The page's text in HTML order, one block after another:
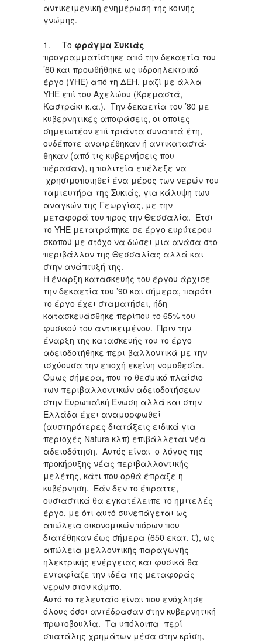
αντικειμενική ενημέρωση της κοινής
γνώμης.
1. Το φράγμα Συκιάς
προγραμματίστηκε από την δεκαετία του
’60 και προωθήθηκε ως υδροηλεκτρικό
έργο (ΥΗΕ) από τη ΔΕΗ, μαζί με άλλα
ΥΗΕ επί του Αχελώου (Κρεμαστά,
Καστράκι κ.α.). Την δεκαετία του ’80 με
κυβερνητικές αποφάσεις, οι οποίες
σημειωτέον επί τριάντα συναπτά έτη,
ουδέποτε αναιρέθηκαν ή αντικαταστά-
θηκαν (από τις κυβερνήσεις που
πέρασαν), η πολιτεία επέλεξε να
χρησιμοποιηθεί ένα μέρος των νερών του
ταμιευτήρα της Συκιάς, για κάλυψη των
αναγκών της Γεωργίας, με την
μεταφορά του προς την Θεσσαλία. Έτσι
το ΥΗΕ μετατράπηκε σε έργο ευρύτερου
σκοπού με στόχο να δώσει μια ανάσα στο
περιβάλλον της Θεσσαλίας αλλά και
στην ανάπτυξή της.
Η έναρξη κατασκευής του έργου άρχισε
την δεκαετία του ’90 και σήμερα, παρότι
το έργο έχει σταματήσει, ήδη
κατασκευάσθηκε περίπου το 65% του
φυσικού του αντικειμένου. Πριν την
έναρξη της κατασκευής του το έργο
αδειοδοτήθηκε περι-βαλλοντικά με την
ισχύουσα την εποχή εκείνη νομοθεσία.
Όμως σήμερα, που το θεσμικό πλαίσιο
των περιβαλλοντικών αδειοδοτήσεων
στην Ευρωπαϊκή Ένωση αλλά και στην
Ελλάδα έχει αναμορφωθεί
(αυστηρότερες διατάξεις ειδικά για
περιοχές Natura κλπ) επιβάλλεται νέα
αδειοδότηση. Αυτός είναι ο λόγος της
προκήρυξης νέας περιβαλλοντικής
μελέτης, κάτι που ορθά έπραξε η
κυβέρνηση. Εάν δεν το έπραττε,
ουσιαστικά θα εγκατέλειπε το ημιτελές
έργο, με ότι αυτό συνεπάγεται ως
απώλεια οικονομικών πόρων που
διατέθηκαν έως σήμερα (650 εκατ. €), ως
απώλεια μελλοντικής παραγωγής
ηλεκτρικής ενέργειας και φυσικά θα
ενταφίαζε την ιδέα της μεταφοράς
νερών στον κάμπο.
Αυτό το τελευταίο είναι που ενόχλησε
όλους όσοι αντέδρασαν στην κυβερνητική
πρωτοβουλία. Τα υπόλοιπα περί
σπατάλης χρημάτων μέσα στην κρίση,